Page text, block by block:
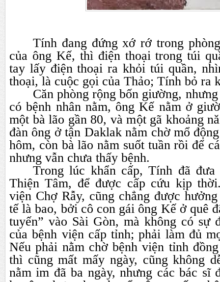
Tính đang đứng xớ rớ trong
của ông Kế, thì điện thoại trong túi
tay lấy điện thoại ra khỏi túi quần,
thoại, là cuộc gọi của Thảo; Tính bỏ ra
Căn phòng rộng bốn giường,
có bệnh nhân nằm, ông Kế nằm ở
một bà lão gần 80, và một gã khoảng
đàn ông ở tận Daklak nằm chờ mổ
hôm, còn bà lão nằm suốt tuần rồi để
nhưng vẫn chưa thấy bệnh.
Trong lúc khẩn cấp, Tính đã đưa
Thiện Tâm, để được cấp cứu kịp
viện Chợ Rẫy, cũng chẳng được
tế là bao, bởi cô con gái ông Kế ở quê
tuyến” vào Sài Gòn, mà không có sự
của bệnh viện cấp tỉnh; phải làm đủ
Nếu phải nằm chờ bệnh viện tỉnh
thì cũng mất mấy ngày, cũng không
nằm im đã ba ngày, nhưng các bác sĩ